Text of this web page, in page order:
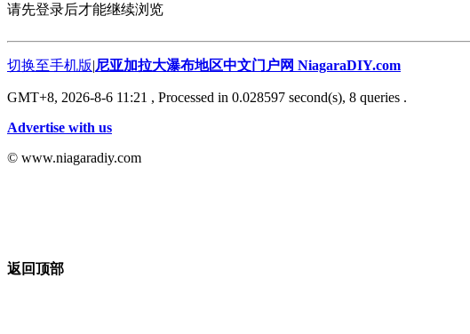
请先登录后才能继续浏览
切换至手机版|尼亚加拉大瀑布地区中文门户网 NiagaraDIY.com
GMT+8, 2026-8-6 11:21 , Processed in 0.028597 second(s), 8 queries .
Advertise with us
© www.niagaradiy.com
返回顶部